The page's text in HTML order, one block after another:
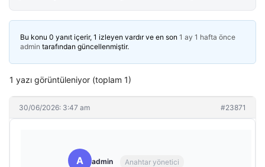
Bu konu 0 yanıt içerir, 1 izleyen vardır ve en son 1 ay 1 hafta önce
admin tarafından güncellenmiştir.
1 yazı görüntüleniyor (toplam 1)
30/06/2026: 3:47 am #23871
A admin Anahtar yönetici